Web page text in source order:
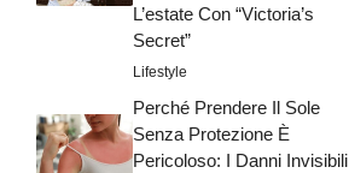
L’estate Con “Victoria’s
Secret”
Lifestyle
Perché Prendere Il Sole
Senza Protezione È
Pericoloso: I Danni Invisibili